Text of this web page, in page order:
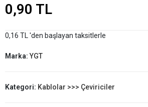
0,90 TL
0,16 TL 'den başlayan taksitlerle
Marka:YGT
Kategori: Kablolar >>> Çeviriciler